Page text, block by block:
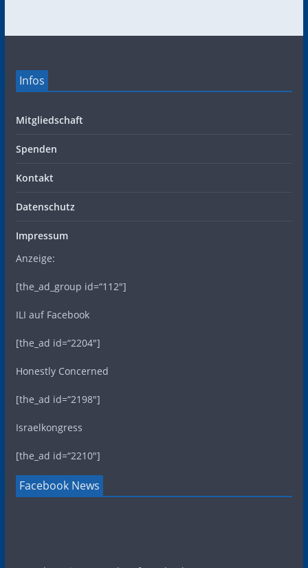
Infos
Mitgliedschaft
Spenden
Kontakt
Datenschutz
Impressum
Anzeige:
[the_ad_group id=“112″]
ILI auf Facebook
[the_ad id=“2204″]
Honestly Concerned
[the_ad id=“2198″]
Israelkongress
[the_ad id=“2210″]
Facebook News